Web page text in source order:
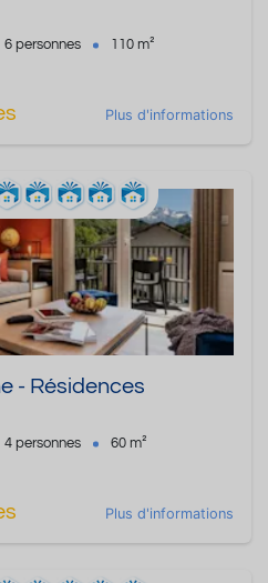
6 personnes 110 m²
Plus d'informations
- Résidences
4 personnes 60 m²
Plus d'informations